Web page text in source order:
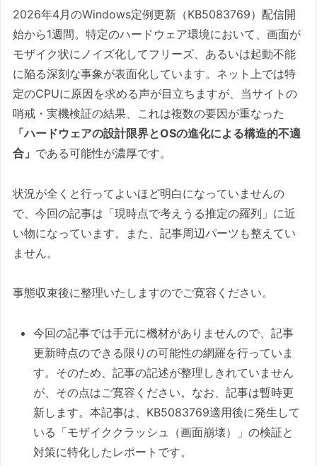
障害発生時の現状の修復手法（有効
性が確認されているもの）
回復が確認されているもの（効
果は環境により限定的な可能性
があります）
確実な報告は未確認だが、機序
から見て行う価値のあるもの
障害発生時の現状の修復手法（試し
最新の障害発生原因推測（現場の哨
戒データに基づく）
OS（KB）側
現状ならびに今後のKB適用前の防衛
OS（KB）側
M/B側
当ブログの独自推測：LTSCへの影響
波及
上級/管理者向けセクション
1. 【今回のKB】適用前の封じ込
め
2026年4月のWindows定例更新（KB5083769）配信開
始から1週間。特定のハードウェア環境において、画面が
モザイク状にノイズ化してフリーズ、あるいは起動不能
に陥る深刻な事象が表面化しています。ネット上では特
定のCPUに原因を求める声が目立ちますが、当サイトの
哨戒・実機検証の結果、これは複数の要因が重なった
「ハードウェアの設計限界とOSの進化による構造的不適
合」 である可能性が濃厚です。
状況が全くと行ってよいほど明白になっていませんの
で、今回の記事は「現時点で考えうる推定の羅列」に近
い物になっています。また、記事周辺パーツも整えてい
ません。
事態収束後に整理いたしますのでご寛容ください。
今回の記事では手元に機材がありませんので、記事
更新時点のできる限りの可能性の網羅を行っていま
す。そのため、記事の記述が整理しきれていません
が、その点はご寛容ください。なお、記事は暫時更
新します。本記事は、KB5083769適用後に発生して
いる「モザイククラッシュ（画面崩壊）」の検証と
対策に特化したレポートです。